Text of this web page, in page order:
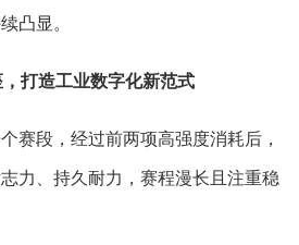
凸显。
打造工业数字化新范式
赛段，经过前两项高强度消耗后，
力、持久耐力，赛程漫长且注重稳